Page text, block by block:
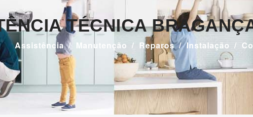
TÉCNICA
Assistência Manutenção Reparos Instalação